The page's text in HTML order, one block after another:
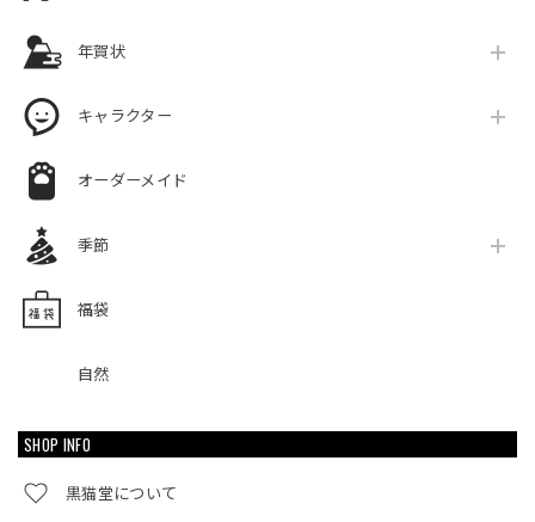
年賀状
キャラクター
オーダーメイド
季節
福袋
自然
SHOP INFO
黒猫堂について